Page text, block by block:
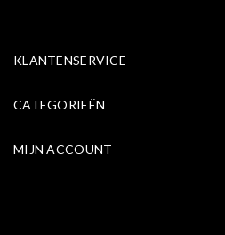
KLANTENSERVICE
CATEGORIEËN
MIJN ACCOUNT